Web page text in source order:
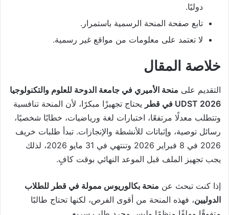
دوليًا.
تابع صفحة المنحة الرسمية باستمرار.
لا تعتمد على معلومات من مواقع غير رسمية.
خلاصة المقال
التقديم على منحة الأميري في جامعة الدوحة للعلوم والتكنولوجيا
2026 UDST في قطر
يحتاج تجهيزًا مبكرًا، لأن المنحة تنافسية
وتتطلب معدلًا مرتفعًا، اختبارات لغة ورياضيات، خطابًا شخصيًا،
رسائل توصية، وإثباتات للأنشطة والإنجازات. تبدأ طلبات خريف
2026 في 8 فبراير 2026 وتنتهي في 31 مايو 2026، لذلك
يجب تجهيز الملف قبل الموعد النهائي بوقت كافٍ.
إذا كنت تبحث عن منحة بكالوريوس ممولة في قطر للطلاب
الدوليين، فهذه المنحة من أقوى الفرص، لكنها تحتاج طالبًا